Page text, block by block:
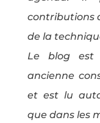
contributions
de la
Le blog est
ancienne
et est lu
que dans les